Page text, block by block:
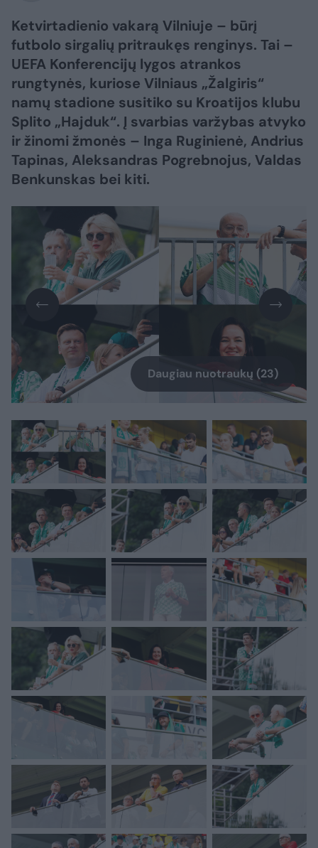
Ketvirtadienio vakarą Vilniuje – būrį
futbolo sirgalių pritraukęs renginys. Tai –
UEFA Konferencijų lygos atrankos
rungtynės, kuriose Vilniaus „Žalgiris“
namų stadione susitiko su Kroatijos klubu
Splito „Hajduk“. Į svarbias varžybas atvyko
ir žinomi žmonės – Inga Ruginienė, Andrius
Tapinas, Aleksandras Pogrebnojus, Valdas
Benkunskas bei kiti.
Daugiau nuotraukų (23)